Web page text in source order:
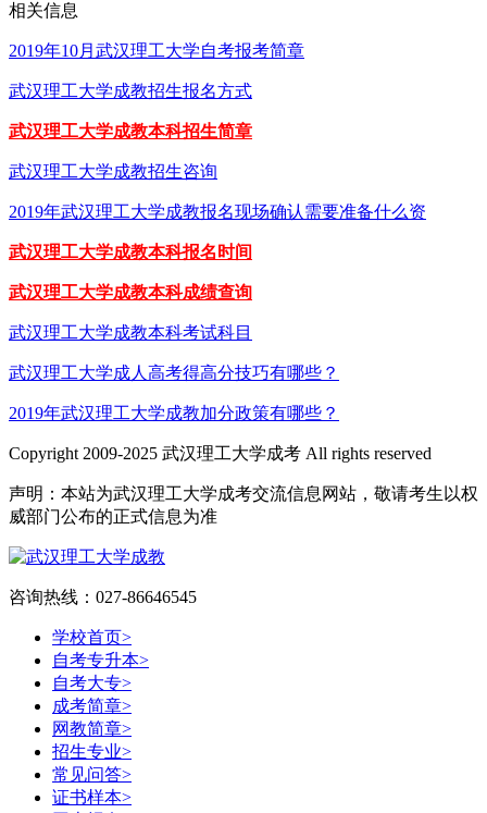
相关信息
2019年10月武汉理工大学自考报考简章
武汉理工大学成教招生报名方式
武汉理工大学成教本科招生简章
武汉理工大学成教招生咨询
2019年武汉理工大学成教报名现场确认需要准备什么资
武汉理工大学成教本科报名时间
武汉理工大学成教本科成绩查询
武汉理工大学成教本科考试科目
武汉理工大学成人高考得高分技巧有哪些？
2019年武汉理工大学成教加分政策有哪些？
Copyright 2009-2025 武汉理工大学成考 All rights reserved
声明：本站为武汉理工大学成考交流信息网站，敬请考生以权
威部门公布的正式信息为准
咨询热线：027-86646545
学校首页>
自考专升本>
自考大专>
成考简章>
网教简章>
招生专业>
常见问答>
证书样本>